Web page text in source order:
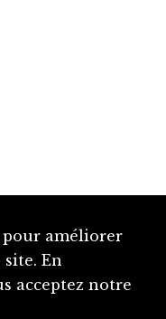
pour améliorer
En
acceptez notre